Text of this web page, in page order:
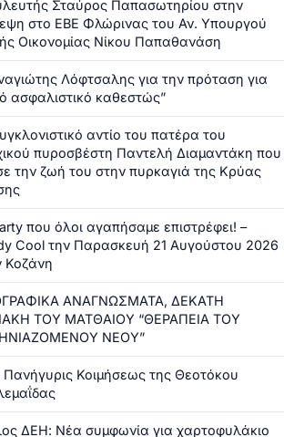
Σταύρος Παπασωτηρίου στην
στο ΕΒΕ Φλώρινας του Αν. Υπουργού
Οικονομίας Νίκου Παπαθανάση
Λόφτσαλης για την πρόταση για
ασφαλιστικό καθεστώς”
αντίο του πατέρα του
πυροσβέστη Παντελή Διαμαντάκη που
την ζωή του στην πυρκαγιά της Κρύας
που όλοι αγαπήσαμε επιστρέφει! –
Cool την Παρασκευή 21 Αυγούστου 2026
Κοζάνη
ΑΝΑΓΝΩΣΜΑΤΑ, ΔΕΚΑΤΗ
ΤΟΥ ΜΑΤΘΑΙΟΥ “ΘΕΡΑΠΕΙΑ ΤΟΥ
ΝΕΟΥ”
Πανήγυρις Κοιμήσεως της Θεοτόκου
ΔΕΗ: Νέα συμφωνία για χαρτοφυλάκιο